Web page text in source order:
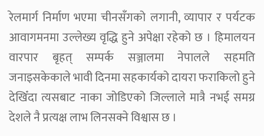
रेलमार्ग निर्माण भएमा चीनसँगको लगानी, व्यापार र पर्यटक
आवागमनमा उल्लेख्य वृद्धि हुने अपेक्षा रहेको छ । हिमालयन
वारपार बृहत् सम्पर्क सञ्जालमा नेपालले सहमति
जनाइसकेकाले भावी दिनमा सहकार्यको दायरा फराकिलो हुने
देखिँदा त्यसबाट नाका जोडिएको जिल्लाले मात्रै नभई समग्र
देशले नै प्रत्यक्ष लाभ लिनसक्ने विश्वास छ ।